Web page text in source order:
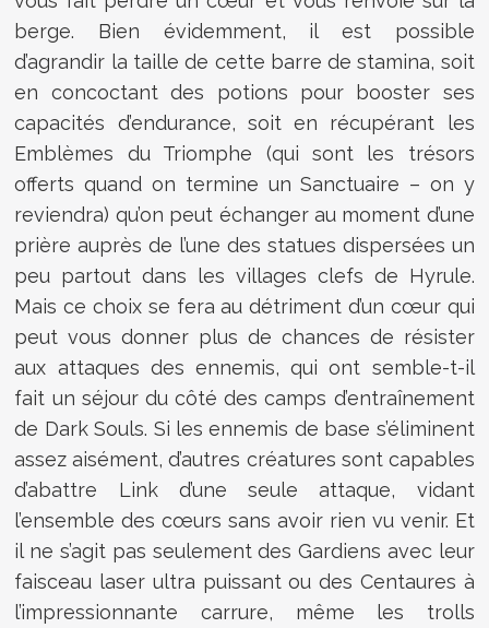
berge. Bien évidemment, il est possible
d’agrandir la taille de cette barre de stamina, soit
en concoctant des potions pour booster ses
capacités d’endurance, soit en récupérant les
Emblèmes du Triomphe (qui sont les trésors
offerts quand on termine un Sanctuaire – on y
reviendra) qu’on peut échanger au moment d’une
prière auprès de l’une des statues dispersées un
peu partout dans les villages clefs de Hyrule.
Mais ce choix se fera au détriment d’un cœur qui
peut vous donner plus de chances de résister
aux attaques des ennemis, qui ont semble-t-il
fait un séjour du côté des camps d’entraînement
de Dark Souls. Si les ennemis de base s’éliminent
assez aisément, d’autres créatures sont capables
d’abattre Link d’une seule attaque, vidant
l’ensemble des cœurs sans avoir rien vu venir. Et
il ne s’agit pas seulement des Gardiens avec leur
faisceau laser ultra puissant ou des Centaures à
l’impressionnante carrure, même les trolls